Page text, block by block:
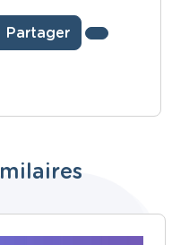
Partager